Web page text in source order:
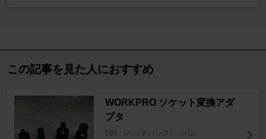
この記事を見た人におすすめ
WORKPRO ソケット変換アダ
プタ
595 （ハッチバック） [2代目]